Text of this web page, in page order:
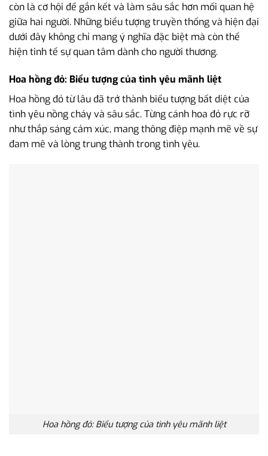
còn là cơ hội để gắn kết và làm sâu sắc hơn mối quan hệ
giữa hai người. Những biểu tượng truyền thống và hiện đại
dưới đây không chỉ mang ý nghĩa đặc biệt mà còn thể
hiện tinh tế sự quan tâm dành cho người thương.
Hoa hồng đỏ: Biểu tượng của tình yêu mãnh liệt
Hoa hồng đỏ từ lâu đã trở thành biểu tượng bất diệt của
tình yêu nồng cháy và sâu sắc. Từng cánh hoa đỏ rực rỡ
như thắp sáng cảm xúc, mang thông điệp mạnh mẽ về sự
đam mê và lòng trung thành trong tình yêu.
Hoa hồng đỏ: Biểu tượng của tình yêu mãnh liệt